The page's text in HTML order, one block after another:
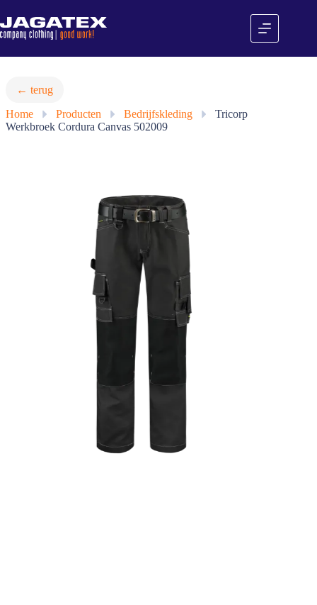
naar
de
inhoud
← terug
Home
» Producten » Bedrijfskleding »
Tricorp
Werkbroek Cordura Canvas 502009